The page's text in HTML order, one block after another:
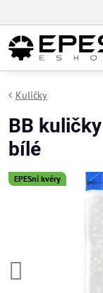
EPESní kvéry
Kuličky
BB
bílé